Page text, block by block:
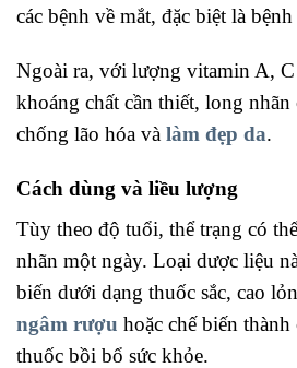
các bệnh về mắt, đặc biệt là
Ngoài ra, với lượng vitamin A,
khoáng chất cần thiết, long nhãn
chống lão hóa và làm đẹp da.
Cách dùng và liều lượng
Tùy theo độ tuổi, thể trạng có
nhãn một ngày. Loại dược liệu
biến dưới dạng thuốc sắc, cao
ngâm rượu hoặc chế biến thành
thuốc bồi bổ sức khỏe.